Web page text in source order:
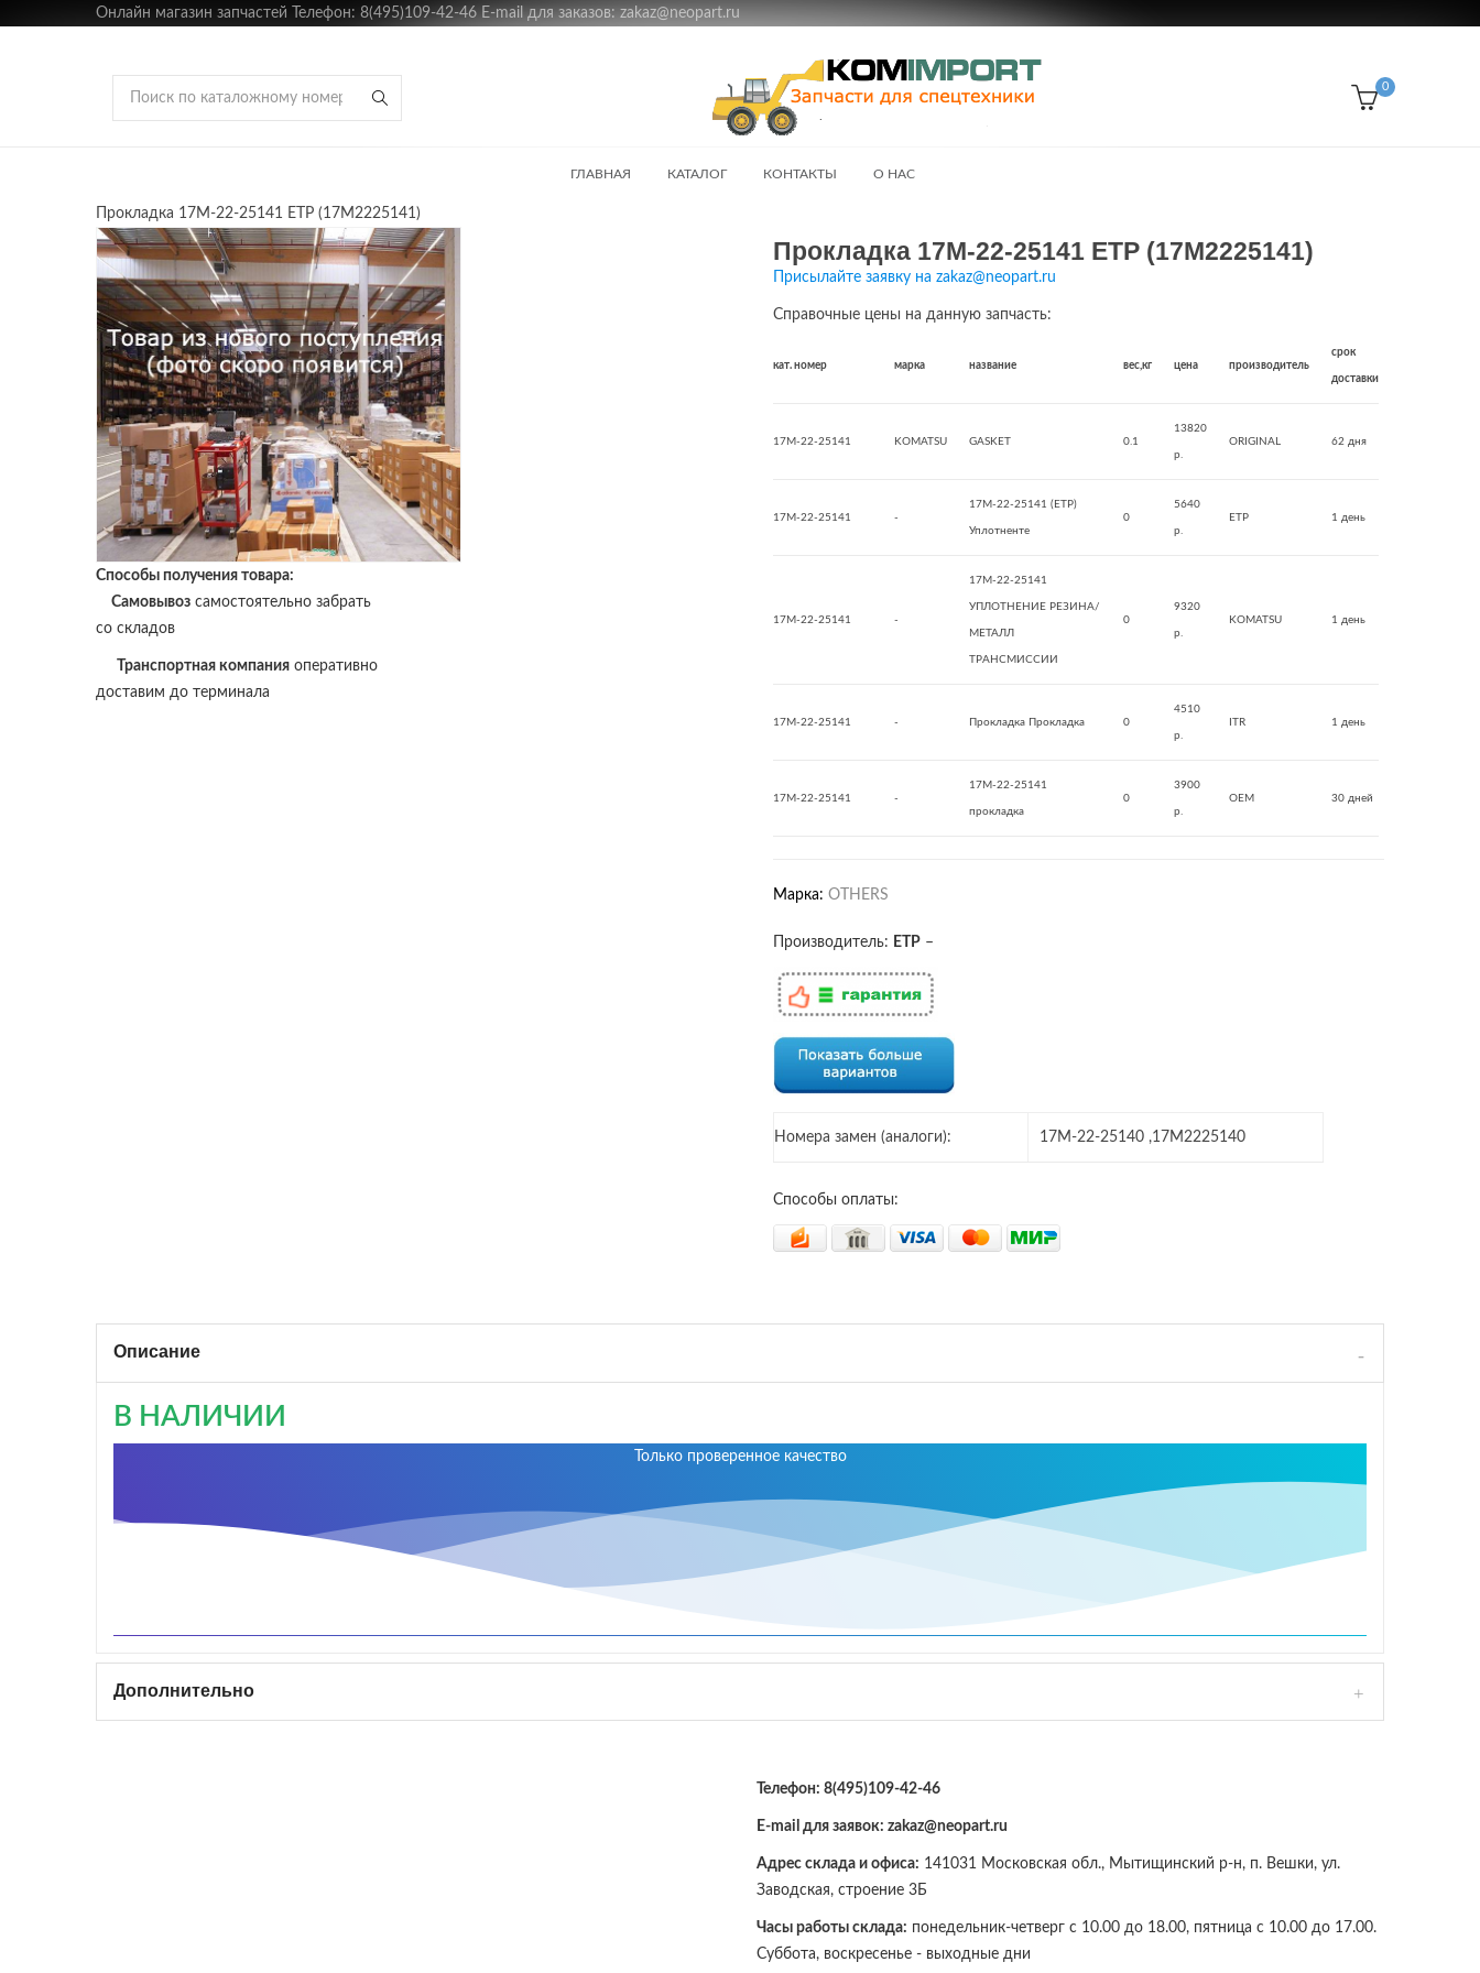
Онлайн магазин запчастей Телефон: 8(495)109-42-46 E-mail для заказов: zakaz@neopart.ru
0
ГЛАВНАЯ КАТАЛОГ КОНТАКТЫ О НАС
Прокладка 17M-22-25141 ETP (17M2225141)
Способы получения товара:
Самовывоз самостоятельно забрать
со складов
Транспортная компания оперативно
доставим до терминала
Прокладка 17M-22-25141 ETP (17M2225141)
Присылайте заявку на zakaz@neopart.ru
Справочные цены на данную запчасть:
кат. номер марка название вес,кг цена производитель
срок
доставки
17M-22-25141 KOMATSU GASKET 0.1
13820
р.
ORIGINAL 62 дня
17M-22-25141 -
17M-22-25141 (ETP)
Уплотненте
0
5640
р.
ETP 1 день
17M-22-25141 -
17M-22-25141
УПЛОТНЕНИЕ РЕЗИНА/
МЕТАЛЛ
ТРАНСМИССИИ
0
9320
р.
KOMATSU 1 день
17M-22-25141 - Прокладка Прокладка 0
4510
р.
ITR 1 день
17M-22-25141 -
17M-22-25141
прокладка
0
3900
р.
OEM 30 дней
Марка: OTHERS
Производитель: ETP –
Номера замен (аналоги): 17M-22-25140 ,17M2225140
Способы оплаты:
Описание
В НАЛИЧИИ
Только проверенное качество
Дополнительно
Телефон: 8(495)109-42-46
E-mail для заявок: zakaz@neopart.ru
Адрес склада и офиса: 141031 Московская обл., Мытищинский р-н, п. Вешки, ул.
Заводская, строение 3Б
Часы работы склада: понедельник-четверг с 10.00 до 18.00, пятница с 10.00 до 17.00.
Суббота, воскресенье - выходные дни